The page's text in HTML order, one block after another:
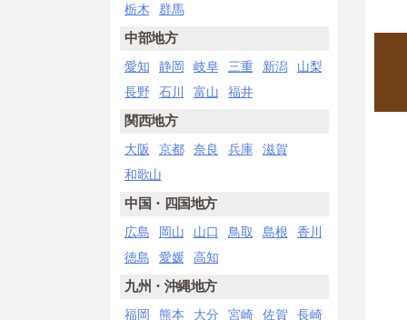
栃木
群馬
中部地方
愛知 静岡 岐阜 三重 新潟
山梨
長野
石川 富山 福井
関西地方
大阪 京都 奈良 兵庫
滋賀
和歌山
中国・四国地方
広島 岡山 山口 鳥取 島根
香川
徳島
愛媛 高知
九州・沖縄地方
福岡 熊本 大分 宮崎 佐賀
長崎